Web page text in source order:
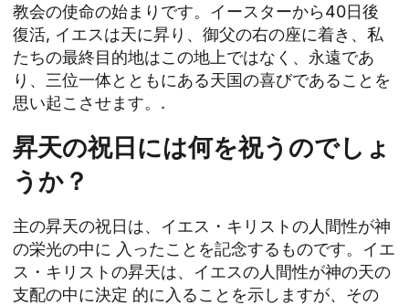
教会の使命の始まりです。イースターから40日後
復活, イエスは天に昇り、御父の右の座に着き、私
たちの最終目的地はこの地上ではなく、永遠であ
り、三位一体とともにある天国の喜びであることを
思い起こさせます。.
昇天の祝日には何を祝うのでしょ
うか？
主の昇天の祝日は、イエス・キリストの人間性が神
の栄光の中に 入ったことを記念するものです。イエ
ス・キリストの昇天は、イエスの人間性が神の天の
支配の中に決定 的に入ることを示しますが、その